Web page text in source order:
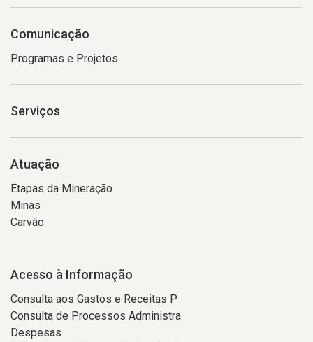
Comunicação
Programas e Projetos
Serviços
Atuação
Etapas da Mineração
Minas
Carvão
Acesso à Informação
Consulta aos Gastos e Receitas P
Consulta de Processos Administra
Despesas